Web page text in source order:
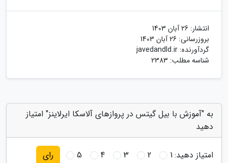
انتشار: 26 آبان 1403
بروزرسانی: 26 آبان 1403
گردآورنده: javedandld.ir
شناسه مطلب: 2383
به "آموزش با بیل گیتس در پروازهای آلاسکا ایرلاینز" امتیاز
دهید
امتیاز دهید:1
2
3
4
5 رای